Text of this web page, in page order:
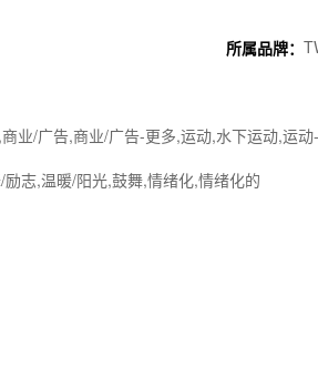
所属品牌：
业/广告,商业/广告-更多,运动,水下运动,运
志,温暖/阳光,鼓舞,情绪化,情绪化的